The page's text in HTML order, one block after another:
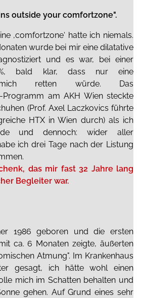
outside your comfortzone".
‚comfortzone‘ hatte ich niemals.
wurde bei mir eine dilatative
und es war, bei einer
bald klar, dass nur eine
mich retten würde. Das
Programm am AKH Wien steckte
(Prof. Axel Laczkovics führte
HTX in Wien durch) als ich
und dennoch: wider aller
ich drei Tage nach der Listung
das mir fast 32 Jahre lang
Begleiter war.
1986 geboren und die ersten
ca. 6 Monaten zeigte, äußerten
nAtmung". Im Krankenhaus
gesagt, ich hätte wohleinen
mich im Schatten behalten und
gehen. Auf Grund eines sehr